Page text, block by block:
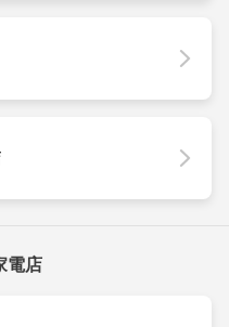
電店